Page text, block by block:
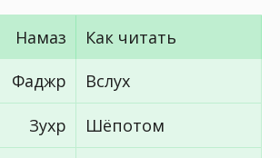
Намаз
Как читать
Фаджр
Вслух
Зухр Шёпотом